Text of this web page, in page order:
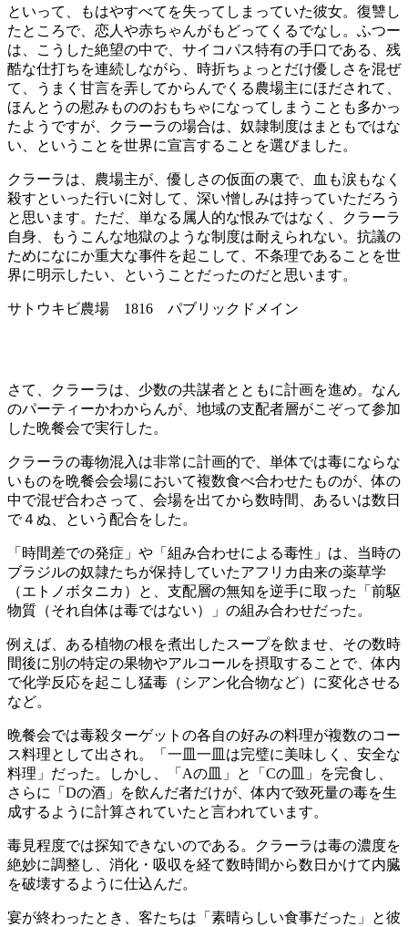
といって、もはやすべてを失ってしまっていた彼女。復讐し
たところで、恋人や赤ちゃんがもどってくるでなし。ふつー
は、こうした絶望の中で、サイコパス特有の手口である、残
酷な仕打ちを連続しながら、時折ちょっとだけ優しさを混ぜ
て、うまく甘言を弄してからんでくる農場主にほだされて、
ほんとうの慰みもののおもちゃになってしまうことも多かっ
たようですが、クラーラの場合は、奴隷制度はまともではな
い、ということを世界に宣言することを選びました。
クラーラは、農場主が、優しさの仮面の裏で、血も涙もなく
殺すといった行いに対して、深い憎しみは持っていただろう
と思います。ただ、単なる属人的な恨みではなく、クラーラ
自身、もうこんな地獄のような制度は耐えられない。抗議の
ためになにか重大な事件を起こして、不条理であることを世
界に明示したい、ということだったのだと思います。
サトウキビ農場 1816 パブリックドメイン
さて、クラーラは、少数の共謀者とともに計画を進め。なん
のパーティーかわからんが、地域の支配者層がこぞって参加
した晩餐会で実行した。
クラーラの毒物混入は非常に計画的で、単体では毒にならな
いものを晩餐会会場において複数食べ合わせたものが、体の
中で混ぜ合わさって、会場を出てから数時間、あるいは数日
で４ぬ、という配合をした。
「時間差での発症」や「組み合わせによる毒性」は、当時の
ブラジルの奴隷たちが保持していたアフリカ由来の薬草学
（エトノボタニカ）と、支配層の無知を逆手に取った「前駆
物質（それ自体は毒ではない）」の組み合わせだった。
例えば、ある植物の根を煮出したスープを飲ませ、その数時
間後に別の特定の果物やアルコールを摂取することで、体内
で化学反応を起こし猛毒（シアン化合物など）に変化させる
など。
晩餐会では毒殺ターゲットの各自の好みの料理が複数のコー
ス料理として出され。「一皿一皿は完璧に美味しく、安全な
料理」だった。しかし、「Aの皿」と「Cの皿」を完食し、
さらに「Dの酒」を飲んだ者だけが、体内で致死量の毒を生
成するように計算されていたと言われています。
毒見程度では探知できないのである。クラーラは毒の濃度を
絶妙に調整し、消化・吸収を経て数時間から数日かけて内臓
を破壊するように仕込んだ。
宴が終わったとき、客たちは「素晴らしい食事だった」と彼